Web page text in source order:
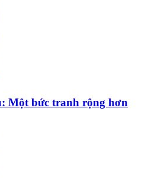
Một bức tranh rộng hơn